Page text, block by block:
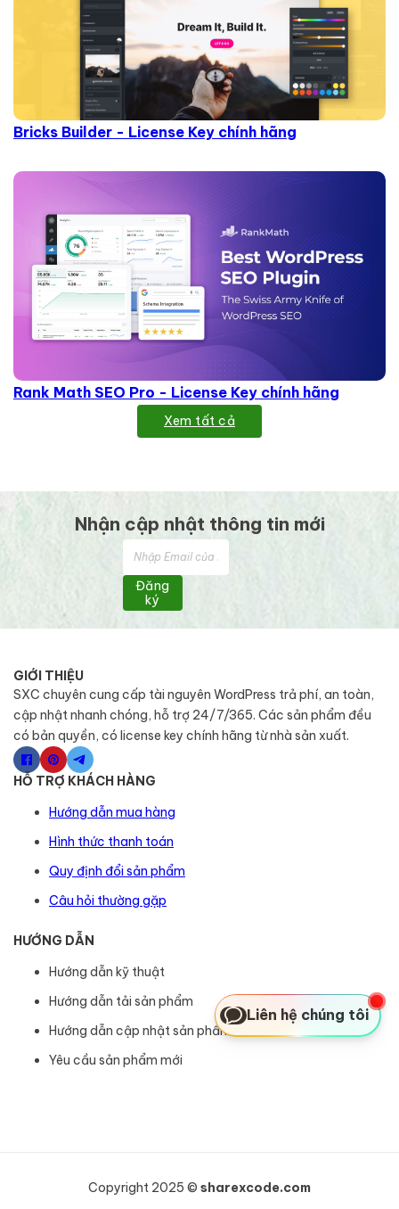
Bricks Builder - License Key chính hãng
Rank Math SEO Pro - License Key chính hãng
Xem tất cả
Nhận cập nhật thông tin mới
Đăng
ký
GIỚI THIỆU
SXC chuyên cung cấp tài nguyên WordPress trả phí, an toàn,
cập nhật nhanh chóng, hỗ trợ 24/7/365. Các sản phẩm đều
có bản quyền, có license key chính hãng từ nhà sản xuất.
HỖ TRỢ KHÁCH HÀNG
Hướng dẫn mua hàng
Hình thức thanh toán
Quy định đổi sản phẩm
Câu hỏi thường gặp
HƯỚNG DẪN
Hướng dẫn kỹ thuật
Hướng dẫn tải sản phẩm
Hướng dẫn cập nhật sản phẩm
Yêu cầu sản phẩm mới
Copyright 2025 © sharexcode.com
Liên hệ chúng tôi